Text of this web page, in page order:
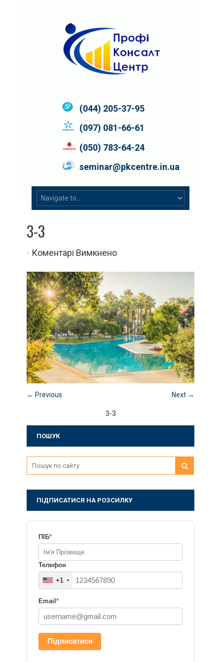
(044) 205-37-95
(097) 081-66-61
(050) 783-64-24
seminar@pkcentre.in.ua
3-3
- Коментарі Вимкненодо
3-
← Previous Next →
3-3
ПОШУК
ПІДПИСАТИСЯ НА РОЗСИЛКУ
ПІБ*
Телефон
+1
Email *
Підписатися